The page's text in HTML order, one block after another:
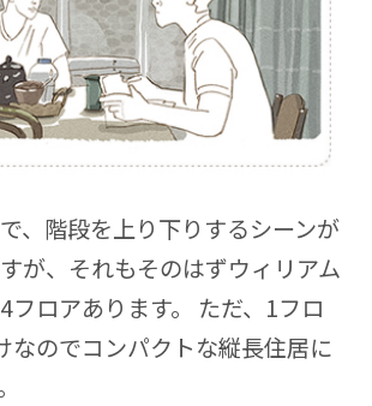
、階段を上り下りするシーンが
が、それもそのはずウィリアム
フロアあります。 ただ、1フロ
なのでコンパクトな縦長住居に